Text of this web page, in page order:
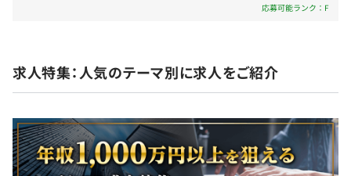
現在の構成は以下のようになっています。現在エンジニア
・デザイナー : 1名
・セールス : 1名
・バックオフィス : 1名
応募可能ランク：F
求人特集：人気のテーマ別に求人をご紹介